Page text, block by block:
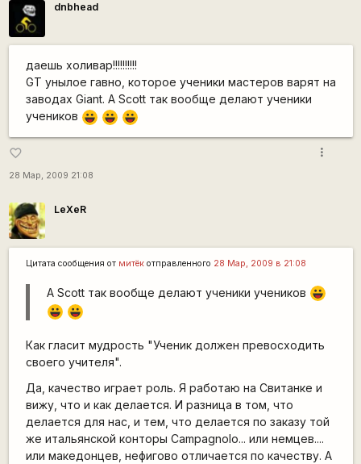
dnbhead
даешь холивар!!!!!!!!!!
GT унылое гавно, которое ученики мастеров варят на
заводах Giant. А Scott так вообще делают ученики
учеников |-)) |-)) |-))
favorite_border
28 Мар, 2009 21:08
more_vert
LeXeR
Цитата сообщения от митёкотправленного 28 Мар, 2009 в 21:08
А Scott так вообще делают ученики учеников |-))
|-)) |-))
Как гласит мудрость "Ученик должен превосходить
своего учителя".
Да, качество играет роль. Я работаю на Свитанке и
вижу, что и как делается. И разница в том, что
делается для нас, и тем, что делается по заказу той
же итальянской конторы Campagnolo... или немцев....
или македонцев, нефигово отличается по качеству. А